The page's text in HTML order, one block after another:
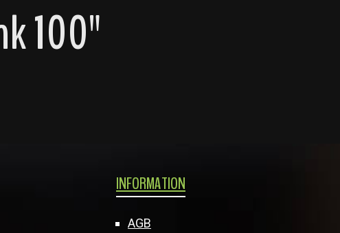
100"
INFORMATION
AGB